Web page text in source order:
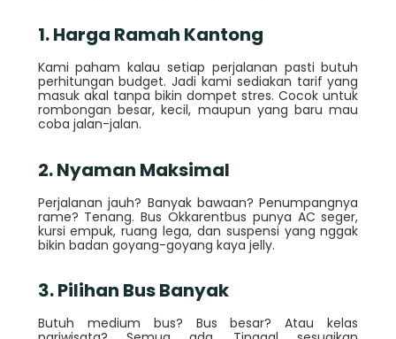
1. Harga Ramah Kantong
Kami paham kalau setiap perjalanan pasti butuh
perhitungan budget. Jadi kami sediakan tarif yang
masuk akal tanpa bikin dompet stres. Cocok untuk
rombongan besar, kecil, maupun yang baru mau
coba jalan-jalan.
2. Nyaman Maksimal
Perjalanan jauh? Banyak bawaan? Penumpangnya
rame? Tenang. Bus Okkarentbus punya AC seger,
kursi empuk, ruang lega, dan suspensi yang nggak
bikin badan goyang-goyang kaya jelly.
3. Pilihan Bus Banyak
Butuh medium bus? Bus besar? Atau kelas